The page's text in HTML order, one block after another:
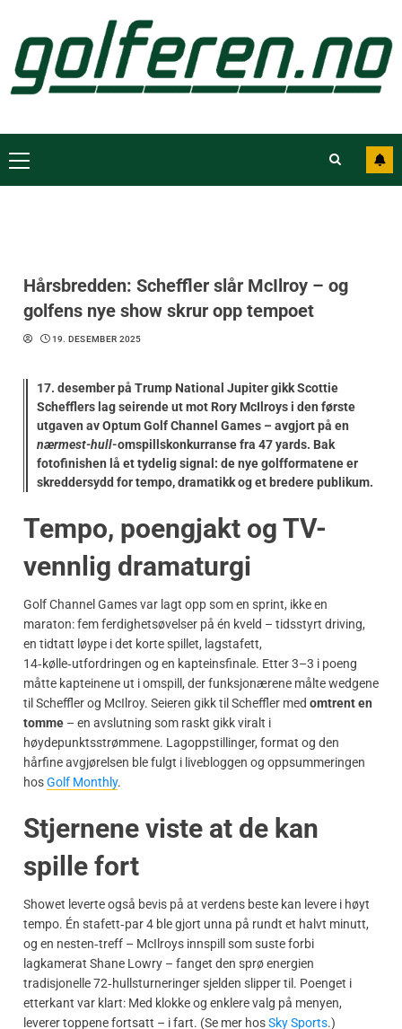
Hårsbredden: Scheffler slår McIlroy – og
golfens nye show skrur opp tempoet
19. DESEMBER 2025
17. desember på Trump National Jupiter gikk Scottie
Schefflers lag seirende ut mot Rory McIlroys i den første
utgaven av Optum Golf Channel Games – avgjort på en
nærmest-hull-omspillskonkurranse fra 47 yards. Bak
fotofinishen lå et tydelig signal: de nye golfformatene er
skreddersydd for tempo, dramatikk og et bredere publikum.
Tempo, poengjakt og TV-
vennlig dramaturgi
Golf Channel Games var lagt opp som en sprint, ikke en
maraton: fem ferdighetsøvelser på én kveld – tidsstyrt driving,
en tidtatt løype i det korte spillet, lagstafett,
14‑kølle‑utfordringen og en kapteinsfinale. Etter 3–3 i poeng
måtte kapteinene ut i omspill, der funksjonærene målte wedgene
til Scheffler og McIlroy. Seieren gikk til Scheffler med omtrent en
tomme – en avslutning som raskt gikk viralt i
høydepunktsstrømmene. Lagoppstillinger, format og den
hårfine avgjørelsen ble fulgt i livebloggen og oppsummeringen
hosGolf Monthly.
Stjernene viste at de kan
spille fort
Showet leverte også bevis på at verdens beste kan levere i høyt
tempo. Én stafett‑par 4 ble gjort unna på rundt et halvt minutt,
og en nesten‑treff – McIlroys innspill som suste forbi
lagkamerat Shane Lowry – fanget den sprø energien
tradisjonelle 72‑hullsturneringer sjelden slipper til. Poenget i
etterkant var klart: Med klokke og enklere valg på menyen,
leverer toppene fortsatt – i fart. (Se mer hosSky Sports.)